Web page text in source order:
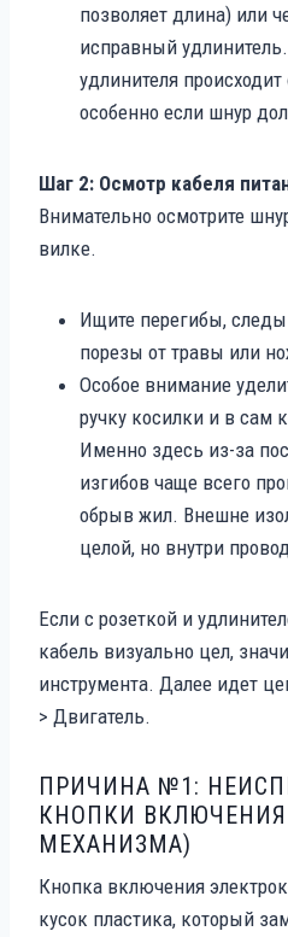
позволяет длина) или
исправный
удлинителя
особенно если шнур
Шаг 2: Осмотр кабеля
Внимательно осмотрите
вилке.
Ищите перегибы,
порезы от травы или
Особое внимание
ручку косилки и в сам
Именно здесь из-за
изгибов чаще всего
обрыв жил. Внешне
целой, но внутри
Если с розеткой и
кабель визуально цел,
инструмента. Далее идет
> Двигатель.
ПРИЧИНА №1:
КНОПКИ
МЕХАНИЗМА)
Кнопка включения
кусок пластика, который